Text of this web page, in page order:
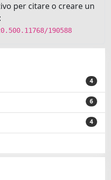
per citare o creare un
190588
4
6
4